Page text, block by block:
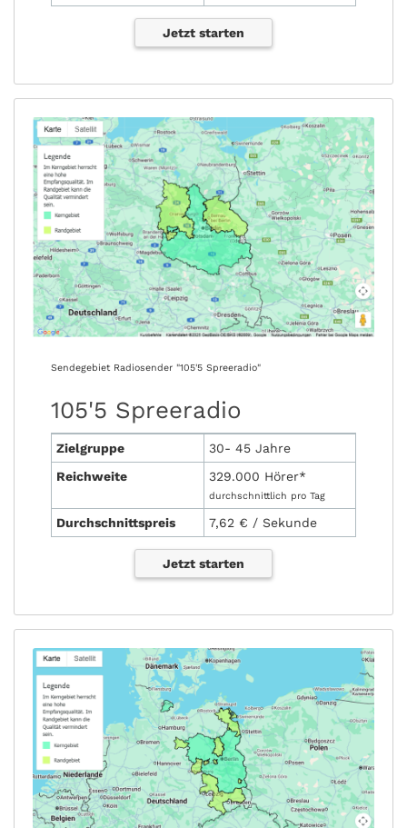
Jetzt starten
Sendegebiet Radiosender "105'5 Spreeradio"
105'5 Spreeradio
Zielgruppe
30- 45 Jahre
Reichweite
329.000 Hörer*
durchschnittlich pro Tag
Durchschnittspreis 7,62 € / Sekunde
Jetzt starten